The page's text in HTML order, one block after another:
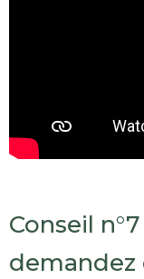
Conseil
demandez